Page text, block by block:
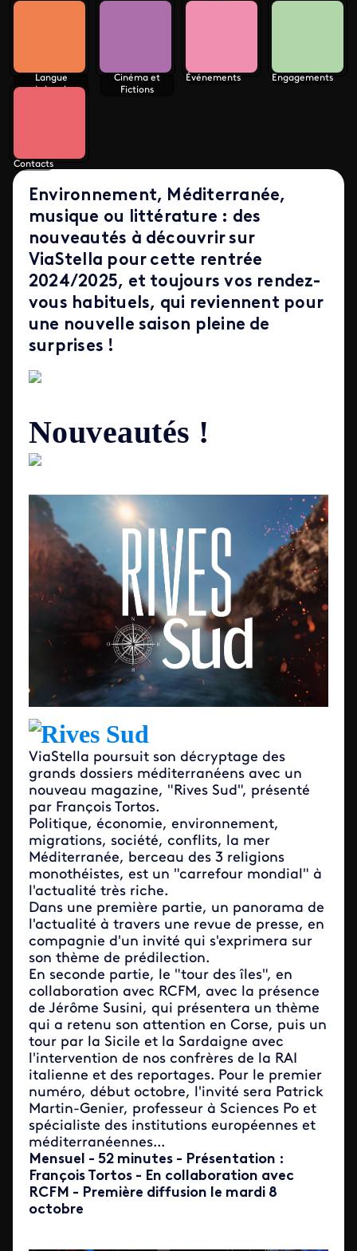
Langue
régionale
Cinéma et
Fictions
Événements Engagements
Contacts
Environnement, Méditerranée,
musique ou littérature : des
nouveautés à découvrir sur
ViaStella pour cette rentrée
2024/2025, et toujours vos rendez-
vous habituels, qui reviennent pour
une nouvelle saison pleine de
surprises !
Nouveautés !
Rives Sud
ViaStella poursuit son décryptage des
grands dossiers méditerranéens avec un
nouveau magazine, "Rives Sud", présenté
par François Tortos.
Politique, économie, environnement,
migrations, société, conflits, la mer
Méditerranée, berceau des 3 religions
monothéistes, est un "carrefour mondial" à
l'actualité très riche.
Dans une première partie, un panorama de
l'actualité à travers une revue de presse, en
compagnie d'un invité qui s'exprimera sur
son thème de prédilection.
En seconde partie, le "tour des îles", en
collaboration avec RCFM, avec la présence
de Jérôme Susini, qui présentera un thème
qui a retenu son attention en Corse, puis un
tour par la Sicile et la Sardaigne avec
l'intervention de nos confrères de la RAI
italienne et des reportages. Pour le premier
numéro, début octobre, l'invité sera Patrick
Martin-Genier, professeur à Sciences Po et
spécialiste des institutions européennes et
méditerranéennes...
Mensuel - 52 minutes - Présentation :
François Tortos - En collaboration avec
RCFM - Première diffusion le mardi 8
octobre